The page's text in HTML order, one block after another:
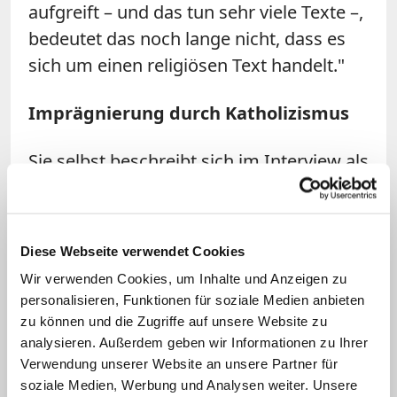
Diese Webseite verwendet Cookies
Wir verwenden Cookies, um Inhalte und Anzeigen zu
personalisieren, Funktionen für soziale Medien anbieten
zu können und die Zugriffe auf unsere Website zu
analysieren. Außerdem geben wir Informationen zu Ihrer
Verwendung unserer Website an unsere Partner für
soziale Medien, Werbung und Analysen weiter. Unsere
aufgreift – und das tun sehr viele Texte –,
bedeutet das noch lange nicht, dass es
sich um einen religiösen Text handelt."
Imprägnierung durch Katholizismus
Sie selbst beschreibt sich im Interview als
verbinde ich eine reiche Erzähltradition,
ist. Als Kind habe ich im Gottesdienst
Texte gehört, ohne sie zu verstehen." Ihr
Empfinden und Erzählen seien bis heute
von Texten und Liedern des